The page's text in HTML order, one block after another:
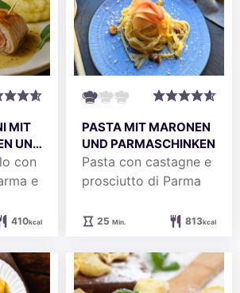
MIT
UND
con
e
410kcal
PASTA MIT MARONEN
UND PARMASCHINKEN
Pasta con castagne e
prosciutto di Parma
25Minuten
Min. 813kcal